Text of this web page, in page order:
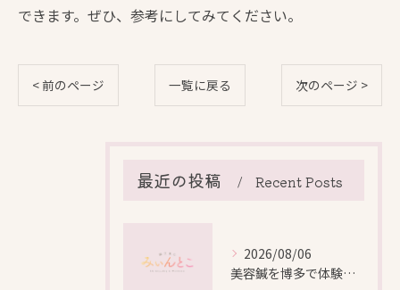
できます。ぜひ、参考にしてみてください。
< 前のページ 一覧に戻る 次のページ >
最近の投稿 Recent Posts
2026/08/06
美容鍼を博多で体験する際の効果や安全性と料金比較徹底ガイド